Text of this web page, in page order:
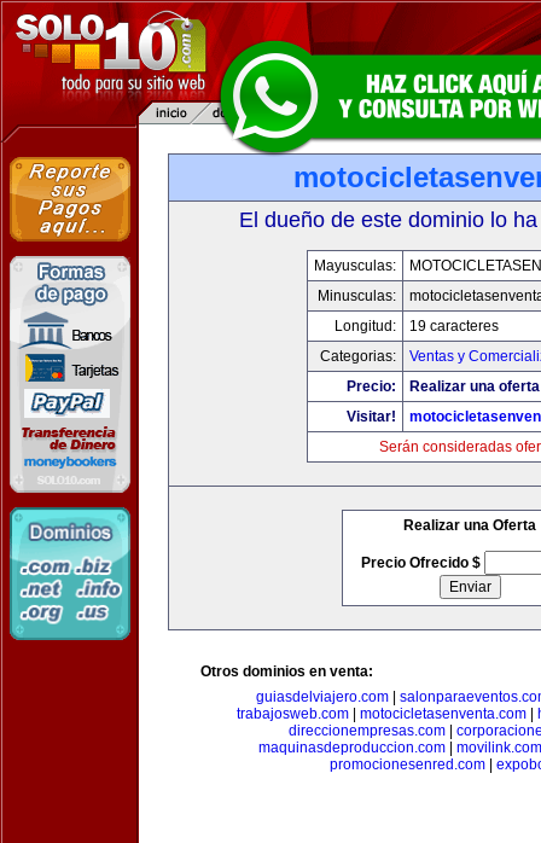
El dueño de este dominio lo
Mayusculas:
Minusculas:
Longitud:
19 caracteres
Categorias:
Ventas y
Precio:
Realizar una
Visitar!
Serán consideradas
Realizar una Oferta
Precio Ofrecido $
Otros dominios en venta:
guiasdelviajero.com|
trabajosweb.com| motocicletasenventa.com|
direccionempresas.com|
maquinasdeproduccion.com
movilink.com
promocionesenred.com|